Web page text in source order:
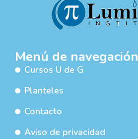
Menú de navegación
Cursos U de G
Planteles
Contacto
Aviso de privacidad